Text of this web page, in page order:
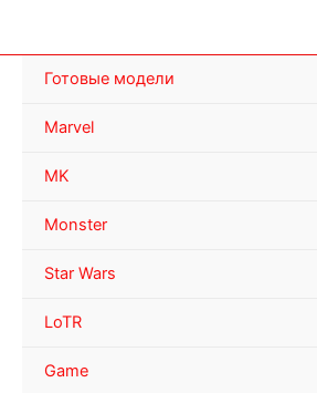
Готовые модели
Marvel
MK
Monster
Star Wars
LoTR
Game